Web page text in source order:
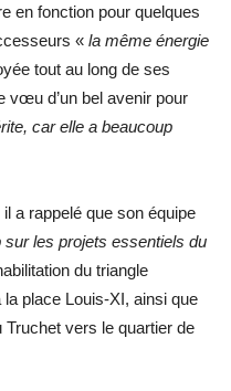
fonction pour quelques
« la même énergie
tout au long de ses
vœu d’un bel avenir pour
car elle a beaucoup
a rappelé que son équipe
sur les projets essentiels du
du triangle
place Louis-XI, ainsi que
vers le quartier de